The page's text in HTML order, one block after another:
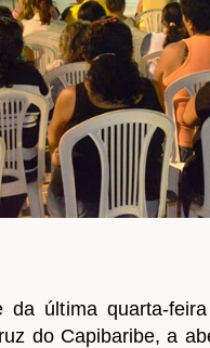
da última quarta-
do Capibaribe, a